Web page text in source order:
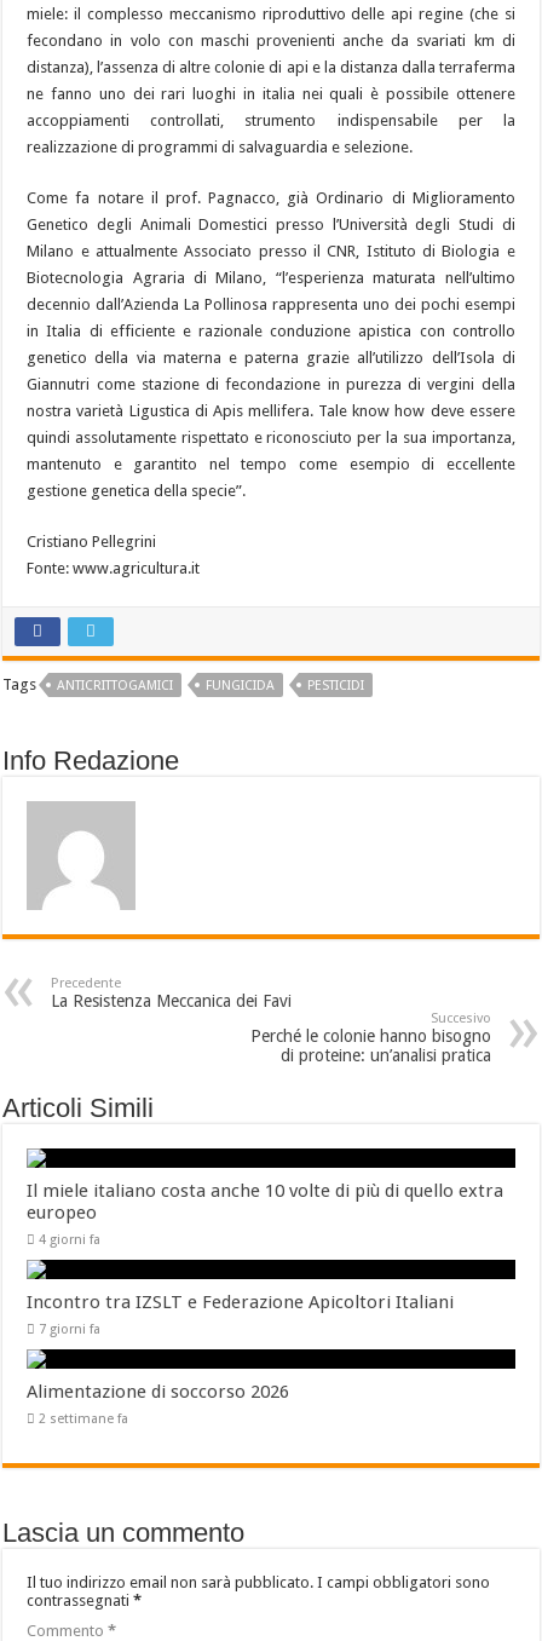
miele: il complesso meccanismo riproduttivo delle api regine (che si
fecondano in volo con maschi provenienti anche da svariati km di
distanza), l’assenza di altre colonie di api e la distanza dalla terraferma
ne fanno uno dei rari luoghi in italia nei quali è possibile ottenere
accoppiamenti controllati, strumento indispensabile per la
realizzazione di programmi di salvaguardia e selezione.
Come fa notare il prof. Pagnacco, già Ordinario di Miglioramento
Genetico degli Animali Domestici presso l’Università degli Studi di
Milano e attualmente Associato presso il CNR, Istituto di Biologia e
Biotecnologia Agraria di Milano, “l’esperienza maturata nell’ultimo
decennio dall’Azienda La Pollinosa rappresenta uno dei pochi esempi
in Italia di efficiente e razionale conduzione apistica con controllo
genetico della via materna e paterna grazie all’utilizzo dell’Isola di
Giannutri come stazione di fecondazione in purezza di vergini della
nostra varietà Ligustica di Apis mellifera. Tale know how deve essere
quindi assolutamente rispettato e riconosciuto per la sua importanza,
mantenuto e garantito nel tempo come esempio di eccellente
gestione genetica della specie”.
Cristiano Pellegrini
Fonte: www.agricultura.it
Tags ANTICRITTOGAMICI FUNGICIDA PESTICIDI
Info Redazione
Precedente
La Resistenza Meccanica dei Favi
Succesivo
Perché le colonie hanno bisogno
di proteine: un’analisi pratica
Articoli Simili
Il miele italiano costa anche 10 volte di più di quello extra
europeo
4 giorni fa
Incontro tra IZSLT e Federazione Apicoltori Italiani
7 giorni fa
Alimentazione di soccorso 2026
2 settimane fa
Lascia un commento
Il tuo indirizzo email non sarà pubblicato. I campi obbligatori sono
contrassegnati*
Commento*